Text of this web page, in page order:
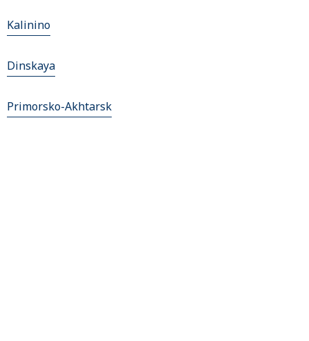
Kalinino
Dinskaya
Primorsko-Akhtarsk